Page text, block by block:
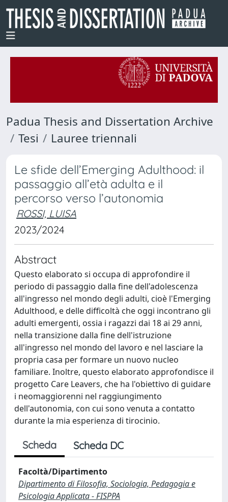
Padua Thesis and Dissertation Archive
Tesi
Lauree triennali
Le sfide dell’Emerging Adulthood: il
passaggio all’età adulta e il
percorso verso l’autonomia
ROSSI, LUISA
2023/2024
Abstract
Questo elaborato si occupa di approfondire il
periodo di passaggio dalla fine dell'adolescenza
all'ingresso nel mondo degli adulti, cioè l'Emerging
Adulthood, e delle difficoltà che oggi incontrano gli
adulti emergenti, ossia i ragazzi dai 18 ai 29 anni,
nella transizione dalla fine dell'istruzione
all'ingresso nel mondo del lavoro e nel lasciare la
propria casa per formare un nuovo nucleo
familiare. Inoltre, questo elaborato approfondisce il
progetto Care Leavers, che ha l'obiettivo di guidare
i neomaggiorenni nel raggiungimento
dell'autonomia, con cui sono venuta a contatto
durante la mia esperienza di tirocinio.
Scheda Scheda DC
Facoltà/Dipartimento
Dipartimento di Filosofia, Sociologia, Pedagogia e
Psicologia Applicata - FISPPA